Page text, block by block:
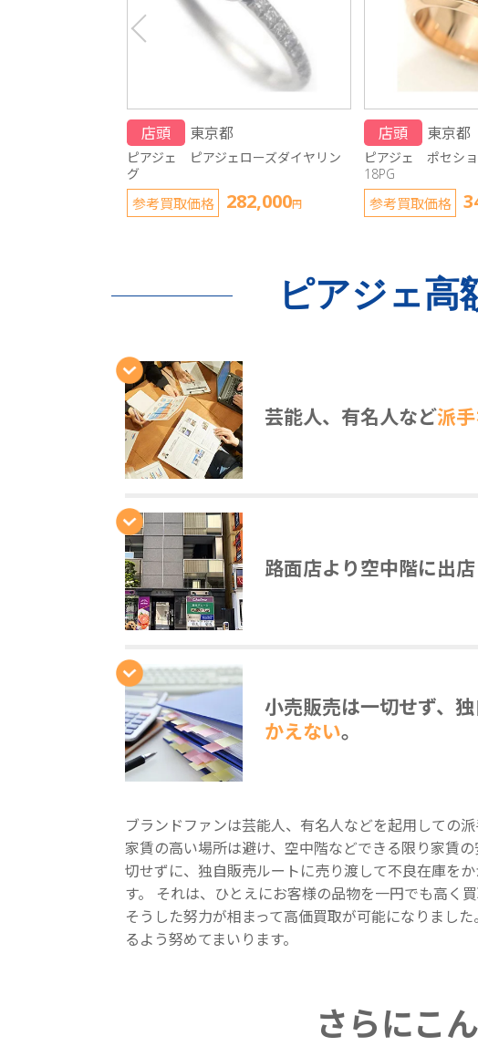
店頭 東京都
ピアジェ ピアジェローズダイヤリン
グ
参考買取価格 282,000円
店頭 東京都
ピアジェ ポセシ
18PG
参考買取価格
ピアジェ高
芸能人、有名人など派
路面店より空中階に出
小売販売は一切せず、
かえない。
ブランドファンは芸能人、有名人などを起用しての
家賃の高い場所は避け、空中階などできる限り家賃
切せずに、独自販売ルートに売り渡して不良在庫を
す。 それは、ひとえにお客様の品物を一円でも高く
そうした努力が相まって高価買取が可能になりまし
るよう努めてまいります。
さらにこ